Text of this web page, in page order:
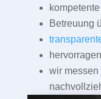
Betreuung
wir messen